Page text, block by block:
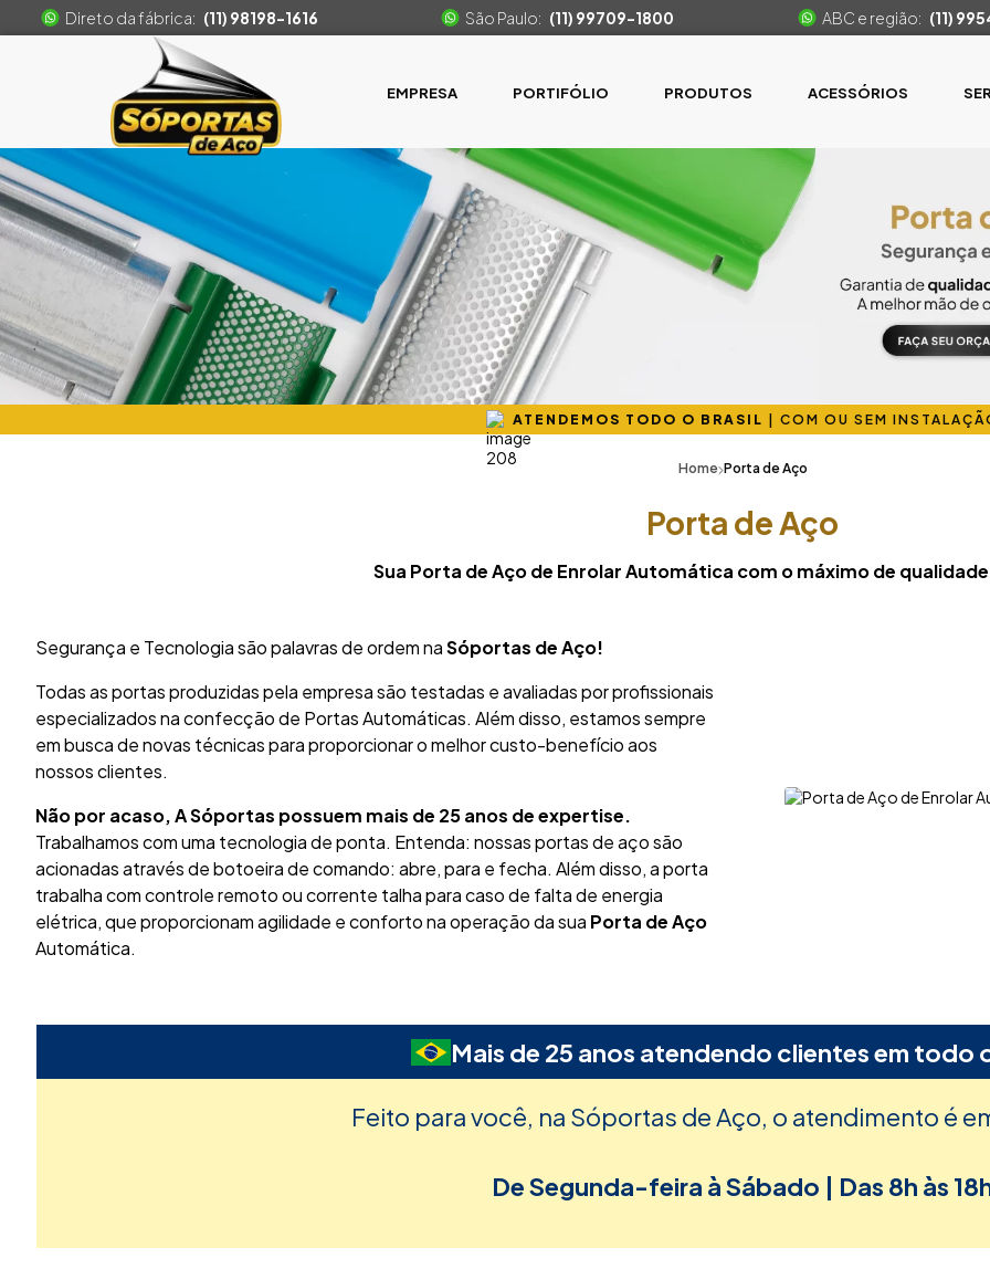
Direto da fábrica: (11) 98198-1616 São Paulo: (11) 99709-1800 ABC e região: (11)
EMPRESA PORTIFÓLIO PRODUTOS ACESSÓRIOS
ATENDEMOS TODO O BRASIL COM OU SEM
Home Porta de Aço
Porta de Aço
Sua Porta de Aço de Enrolar Automática com o máximo de
Segurança e Tecnologia são palavras de ordem naSóportas de Aço!
Todas as portas produzidas pela empresa são testadas e avaliadas por profissionais
especializados na confecção de Portas Automáticas. Além disso, estamos sempre
em busca de novas técnicas para proporcionar o melhor custo-benefício aos
nossos clientes.
Não por acaso, A Sóportas possuem mais de 25 anos de expertise.
Trabalhamos com uma tecnologia de ponta. Entenda: nossas portas de aço são
acionadas através de botoeira de comando: abre, para e fecha. Além disso, a porta
trabalha com controle remoto ou corrente talha para caso de falta de energia
elétrica, que proporcionam agilidade e conforto na operação da sua Porta de Aço
Automática.
Mais de 25 anos atendendo clientes em todo
Feito para você, na Sóportas de Aço, o atendimento é
De Segunda-feira à Sábado | Das 8h às